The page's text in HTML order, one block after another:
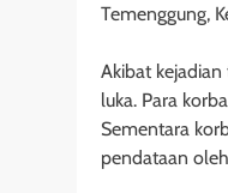
Temenggung,
Akibat
luka. Para
Sementara
pendataan